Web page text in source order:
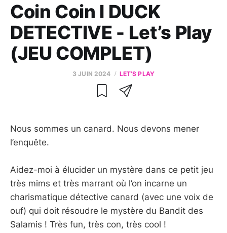
Coin Coin l DUCK
DETECTIVE - Let’s Play
(JEU COMPLET)
3 JUIN 2024 LET’S PLAY
Nous sommes un canard. Nous devons mener
l’enquête.
Aidez-moi à élucider un mystère dans ce petit jeu
très mims et très marrant où l’on incarne un
charismatique détective canard (avec une voix de
ouf) qui doit résoudre le mystère du Bandit des
Salamis ! Très fun, très con, très cool !